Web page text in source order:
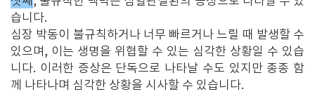
습니다.
심장 박동이 불규칙하거나 너무 빠르거나 느릴 때 발생할 수
있으며, 이는 생명을 위협할 수 있는 심각한 상황일 수 있습
니다. 이러한 증상은 단독으로 나타날 수도 있지만 종종 함
께 나타나며 심각한 상황을 시사할 수 있습니다.